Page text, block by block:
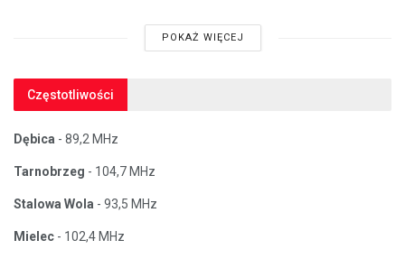
POKAŻ WIĘCEJ
Częstotliwości
Dębica - 89,2 MHz
Tarnobrzeg - 104,7 MHz
Stalowa Wola - 93,5 MHz
Mielec - 102,4 MHz